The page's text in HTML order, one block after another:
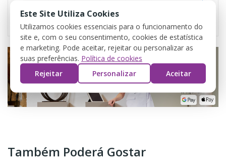
Também Poderá Gostar
Este Site Utiliza Cookies
Utilizamos cookies essenciais para o funcionamento do
site e, com o seu consentimento, cookies de estatística
e marketing. Pode aceitar, rejeitar ou personalizar as
suas preferências. Política de cookies
Rejeitar
Personalizar Aceitar